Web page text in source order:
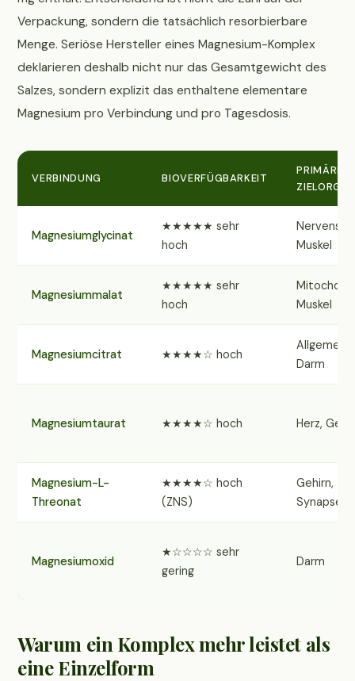
Verpackung, sondern die tatsächlich resorbierbare
Menge. Seriöse Hersteller eines Magnesium-Komplex
deklarieren deshalb nicht nur das Gesamtgewicht des
Salzes, sondern explizit das enthaltene elementare
Magnesium pro Verbindung und pro Tagesdosis.
VERBINDUNG BIOVERFÜGBARKEIT
PRIMÄRES
Magnesiumglycinat
★★★★★ sehr
hoch
Muskel
Magnesiummalat
★★★★★ sehr
hoch
Muskel
Magnesiumcitrat ★★★★☆ hoch
Allgemein,
Darm
Magnesiumtaurat ★★★★☆ hoch Herz,
Magnesium-L-
Threonat
★★★★☆ hoch
(ZNS)
Gehirn,
Synapsen
Magnesiumoxid
★☆☆☆☆ sehr
gering
Darm
Warum ein Komplex mehr leistet als
eine Einzelform